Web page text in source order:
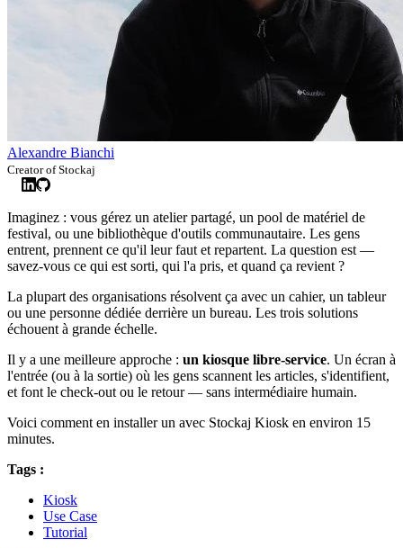
Alexandre Bianchi
Creator of Stockaj
Imaginez : vous gérez un atelier partagé, un pool de matériel de
festival, ou une bibliothèque d'outils communautaire. Les gens
entrent, prennent ce qu'il leur faut et repartent. La question est —
savez-vous ce qui est sorti, qui l'a pris, et quand ça revient ?
La plupart des organisations résolvent ça avec un cahier, un tableur
ou une personne dédiée derrière un bureau. Les trois solutions
échouent à grande échelle.
Il y a une meilleure approche : un kiosque libre-service. Un écran à
l'entrée (ou à la sortie) où les gens scannent les articles, s'identifient,
et font le check-out ou le retour — sans intermédiaire humain.
Voici comment en installer un avec Stockaj Kiosk en environ 15
minutes.
Tags :
Kiosk
Use Case
Tutorial